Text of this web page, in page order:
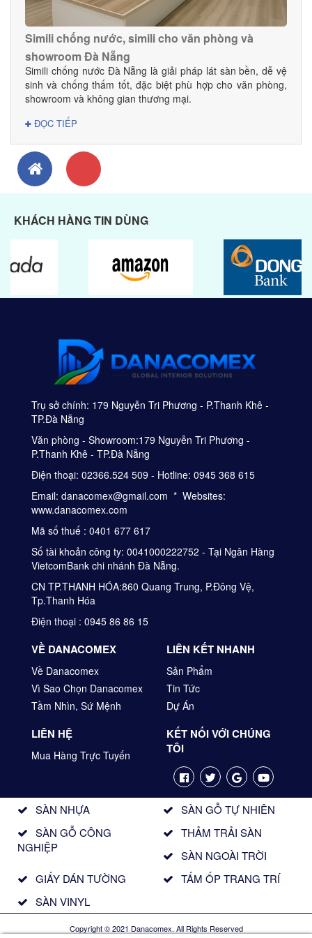
Simili chống nước, simili cho văn phòng và
showroom Đà Nẵng
Simili chống nước Đà Nẵng là giải pháp lát sàn bền, dễ vệ
sinh và chống thấm tốt, đặc biệt phù hợp cho văn phòng,
showroom và không gian thương mại.
ĐỌC TIẾP
KHÁCH HÀNG TIN DÙNG
Trụ sở chính: 179 Nguyễn Tri Phương - P.Thanh Khê -
TP.Đà Nẵng
Văn phòng - Showroom:179 Nguyễn Tri Phương -
P.Thanh Khê - TP.Đà Nẵng
Điện thoại: 02366.524 509 - Hotline: 0945 368 615
Email: danacomex@gmail.com * Websites:
www.danacomex.com
Mã số thuế : 0401 677 617
Số tài khoản công ty: 0041000222752 - Tại Ngân Hàng
VietcomBank chi nhánh Đà Nẵng.
CN TP.THANH HÓA:860 Quang Trung, P.Đông Vệ,
Tp.Thanh Hóa
Điện thoại : 0945 86 86 15
VỀ DANACOMEX
Về Danacomex
Vì Sao Chọn Danacomex
Tầm Nhìn, Sứ Mệnh
LIÊN HỆ
Mua Hàng Trực Tuyến
LIÊN KẾT NHANH
Sản Phẩm
Tin Tức
Dự Án
KẾT NỐI VỚI CHÚNG
TÔI
SÀN NHỰA
SÀN GỖ TỰ NHIÊN
SÀN GỖ CÔNG
NGHIỆP
THẢM TRẢI SÀN
SÀN NGOÀI TRỜI
GIẤY DÁN TƯỜNG
TẤM ỐP TRANG TRÍ
SÀN VINYL
Copyright © 2021 Danacomex. All Rights Reserved